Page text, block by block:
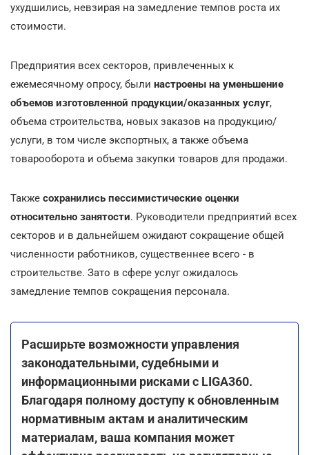
ухудшились, невзирая на замедление темпов роста их
стоимости.
Предприятия всех секторов, привлеченных к
ежемесячному опросу, были настроены на уменьшение
объемов изготовленной продукции/оказанных услуг,
объема строительства, новых заказов на продукцию/
услуги, в том числе экспортных, а также объема
товарооборота и объема закупки товаров для продажи.
Также сохранились пессимистические оценки
относительно занятости. Руководители предприятий всех
секторов и в дальнейшем ожидают сокращение общей
численности работников, существеннее всего - в
строительстве. Зато в сфере услуг ожидалось
замедление темпов сокращения персонала.
Расширьте возможности управления
законодательными, судебными и
информационными рисками с LIGA360.
Благодаря полному доступу к обновленным
нормативным актам и аналитическим
материалам, ваша компания может